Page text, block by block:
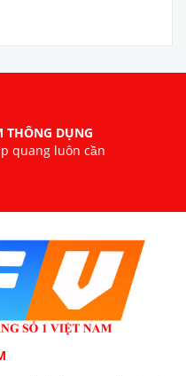
THÔNG DỤNG
quang luôn cần